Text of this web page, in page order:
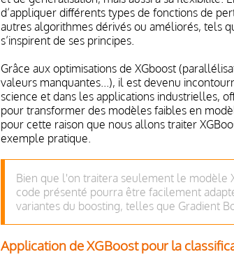
d’appliquer différents types de fonctions de
autres algorithmes dérivés ou améliorés, tels
s’inspirent de ses principes.
Grâce aux optimisations de XGboost
valeurs manquantes...), il est devenu
science et dans les applications industrielles,
pour transformer des modèles faibles en
pour cette raison que nous allons traiter
exemple pratique.
Bien que l'on traitera seulement le modèle
code présenté pourra être facilement
variantes du boosting, telles que Gradient
Application de XGBoost pour la